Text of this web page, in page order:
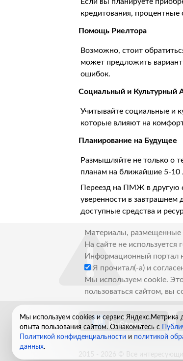
кредитования, процентные
Помощь Риелтора
Возможно, стоит
может предложить
ошибок.
Социальный и Культурный
Учитывайте социальные и
которые влияют на
Планирование на Будущее
Размышляйте не только о
планам на ближайшие 5-10
Переезд на ПМЖ в другую
уверенности в завтрашнем
доступные средства и
Материалы, размещенные
На сайте не используется
Информационный портал
Я прочитал(-а) и
Мы используем cookie.
пользоваться сайтом, вы
2015 - 2026 © Все
Мы используем cookies и сервис Яндекс.Метрика
опыта пользования сайтом. Ознакомьтесь с
Политикой конфиденциальности и политикой
данных.